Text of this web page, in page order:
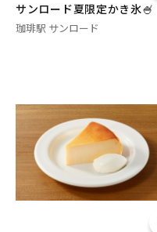
サンロード夏限定かき氷🍧
珈琲駅 サンロード